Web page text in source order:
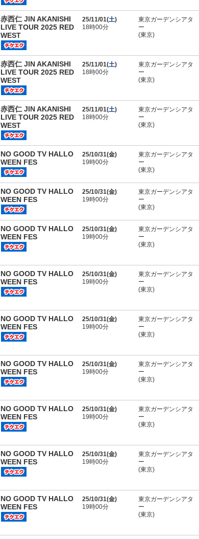
赤西仁 JIN AKANISHI
LIVE TOUR 2025 RED
WEST
25/11/01(土)
18時00分
東京ガーデンシアタ
ー
(東京)
赤西仁 JIN AKANISHI
LIVE TOUR 2025 RED
WEST
25/11/01(土)
18時00分
東京ガーデンシアタ
ー
(東京)
赤西仁 JIN AKANISHI
LIVE TOUR 2025 RED
WEST
25/11/01(土)
18時00分
東京ガーデンシアタ
ー
(東京)
NO GOOD TV HALLO
WEEN FES
25/10/31(金)
19時00分
東京ガーデンシアタ
ー
(東京)
NO GOOD TV HALLO
WEEN FES
25/10/31(金)
19時00分
東京ガーデンシアタ
ー
(東京)
NO GOOD TV HALLO
WEEN FES
25/10/31(金)
19時00分
東京ガーデンシアタ
ー
(東京)
NO GOOD TV HALLO
WEEN FES
25/10/31(金)
19時00分
東京ガーデンシアタ
ー
(東京)
NO GOOD TV HALLO
WEEN FES
25/10/31(金)
19時00分
東京ガーデンシアタ
ー
(東京)
NO GOOD TV HALLO
WEEN FES
25/10/31(金)
19時00分
東京ガーデンシアタ
ー
(東京)
NO GOOD TV HALLO
WEEN FES
25/10/31(金)
19時00分
東京ガーデンシアタ
ー
(東京)
NO GOOD TV HALLO
WEEN FES
25/10/31(金)
19時00分
東京ガーデンシアタ
ー
(東京)
NO GOOD TV HALLO
WEEN FES
25/10/31(金)
19時00分
東京ガーデンシアタ
ー
(東京)